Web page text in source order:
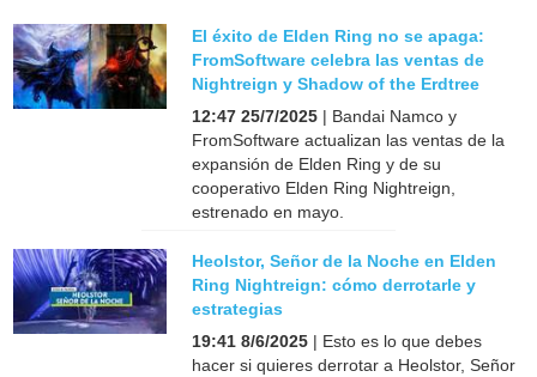
El éxito de Elden Ring no se apaga:
FromSoftware celebra las ventas de
Nightreign y Shadow of the Erdtree
12:47 25/7/2025 | Bandai Namco y
FromSoftware actualizan las ventas de la
expansión de Elden Ring y de su
cooperativo Elden Ring Nightreign,
estrenado en mayo.
Heolstor, Señor de la Noche en Elden
Ring Nightreign: cómo derrotarle y
estrategias
19:41 8/6/2025 | Esto es lo que debes
hacer si quieres derrotar a Heolstor, Señor